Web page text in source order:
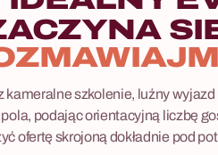
szkolenie, luźny
podając orientacyjną liczbę
ofertę skrojoną dokładnie pod